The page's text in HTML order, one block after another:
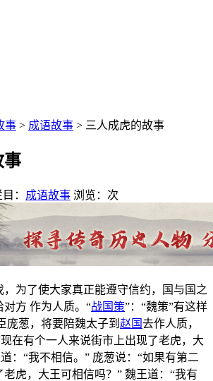
事 > 成语故事 > 三人成虎的故事
事
： 成语故事 浏览： 次
，为了使大家真正能遵守信约，国与国之
方 作为人质。“战国策”：“魏策”有这样
庞葱，将要陪魏太子到 赵国去作人质，
在有个一人来说街市上出现了老虎，大
：“我不相信。” 庞葱说：“如果有第二
虎，大王可相信吗？” 魏王道：“我有